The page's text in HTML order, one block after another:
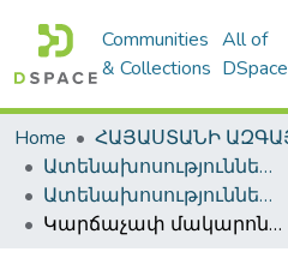
Communities
& Collections
All of
DSpace
Home
Ատենախոսություններ և սեղմագրեր / Theses & Abstracts
Ատենախոսություններ և սեղմագրեր / Theses & Abstracts
Կարճաչափ մակարոնեղենի արտադրության տեխնոլոգիայի կատարելագործում նոր բաղադրագրերի և չորացման ռեժիմների մշակումով / Short-cut macaroni products production technology improvement with development of new recipes and drying regimes